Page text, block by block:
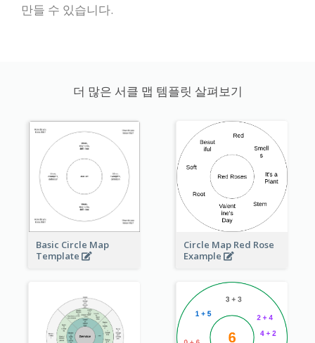
만들 수 있습니다.
더 많은 서클 맵 템플릿 살펴보기
Basic Circle Map
Template
Circle Map Red Rose
Example